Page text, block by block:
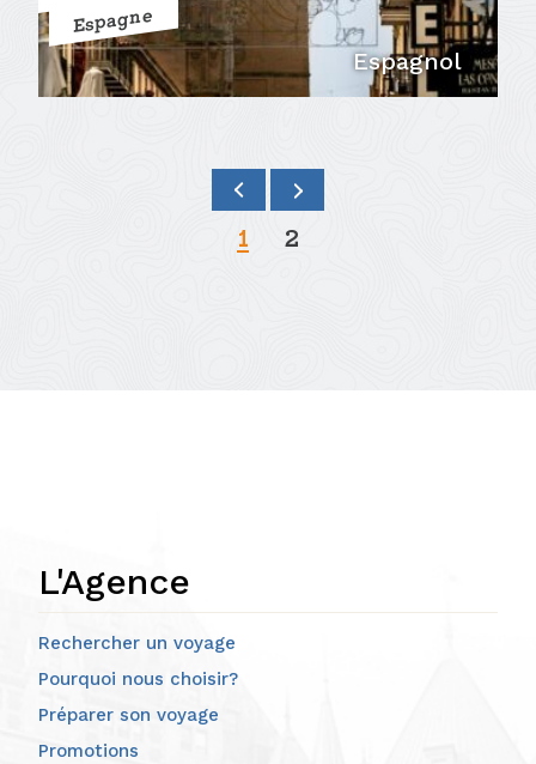
Espagne
Espagnol
1 2
L'Agence
Rechercher un voyage
Pourquoi nous choisir?
Préparer son voyage
Promotions